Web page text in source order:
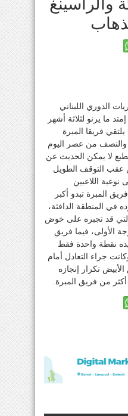
والراسينغ
الدوري اللبناني
ما يرنو لثلاثة أشهر
فريقا المبرة
والنصف من عصر اليوم
لا يمكن الحديث عن
عقب التوقف الطويل
اللاعبين
المبرة تبدو أكبر
في المنطقة الدافئة،
قد تجبره على خوض
الأولى، فيما فريق
نقطة واحدة فقط
16 مباراة وكانت جراء التعادل أمام
تكرار إنجازه
من فريق المبرة.